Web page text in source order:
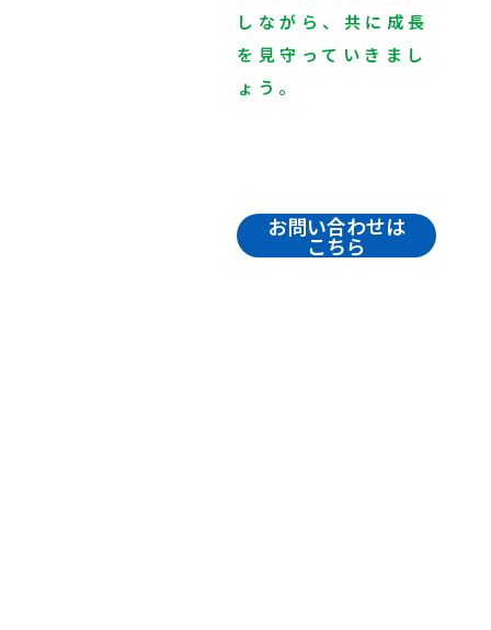
しながら、共に成長
を見守っていきまし
ょう。
お問い合わせは
こちら